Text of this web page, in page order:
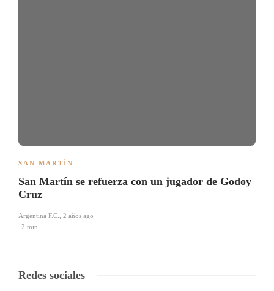
SAN MARTÍN
San Martín se refuerza con un jugador de Godoy
Cruz
Argentina F.C.
2 años ago
2 min
Redes sociales